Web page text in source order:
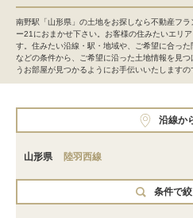
南野駅「山形県」の土地をお探しなら不動産フ
ー21におまかせ下さい。お客様の住みたいエリ
す。住みたい沿線・駅・地域や、ご希望に合っ
などの条件から、ご希望に沿った土地情報を見
うお部屋が見つかるようにお手伝いいたしますの
沿線か
山形県 陸羽西線
条件で